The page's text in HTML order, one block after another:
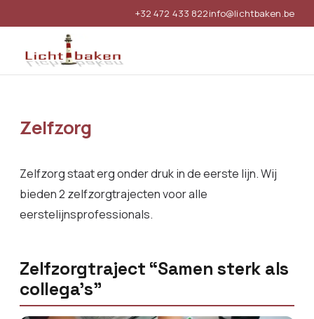
+32 472 433 822info@lichtbaken.be
Zelfzorg
Zelfzorg staat erg onder druk in de eerste lijn. Wij
bieden 2 zelfzorgtrajecten voor alle
eerstelijnsprofessionals.
Zelfzorgtraject “Samen sterk als
collega’s”